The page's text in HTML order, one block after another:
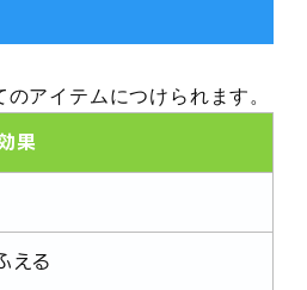
のアイテムにつけられます。
果
える